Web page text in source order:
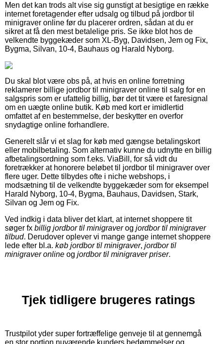
Men det kan trods alt vise sig gunstigt at besigtige en række
internet foretagender efter udsalg og tilbud på jordbor til
minigraver online før du placerer ordren, sådan at du er
sikret at få den mest betalelige pris. Se ikke blot hos de
velkendte byggekæder som XL-Byg, Davidsen, Jem og Fix,
Bygma, Silvan, 10-4, Bauhaus og Harald Nyborg.
Du skal blot være obs på, at hvis en online forretning
reklamerer billige jordbor til minigraver online til salg for en
salgspris som er ufattelig billig, bør det tit være et faresignal
om en uægte online butik. Køb med kort er imidlertid
omfattet af en bestemmelse, der beskytter en overfor
snydagtige online forhandlere.
Generelt slår vi et slag for køb med gængse betalingskort
eller mobilbetaling. Som alternativ kunne du udnytte en billig
afbetalingsordning som f.eks. ViaBill, for så vidt du
foretrækker at honorere beløbet til jordbor til minigraver over
flere uger. Dette tilbydes ofte i niche webshops, i
modsætning til de velkendte byggekæder som for eksempel
Harald Nyborg, 10-4, Bygma, Bauhaus, Davidsen, Stark,
Silvan og Jem og Fix.
Ved indkig i data bliver det klart, at internet shoppere tit
søger fx billig jordbor til minigraverog jordbor til minigraver
tilbud. Derudover oplever vi mange gange internet shoppere
lede efter bl.a. køb jordbor til minigraver, jordbor til
minigraver online og jordbor til minigraver priser.
Tjek tidligere brugeres ratings
Trustpilot yder super fortræffelige genveje til at gennemgå
en stor portion nuværende kunders bedømmelser og